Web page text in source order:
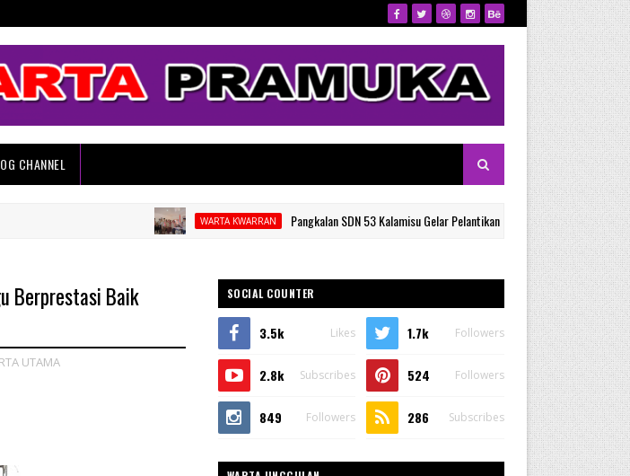
CHANNEL
WARTA KWARRAN Pangkalan SDN 53 Kalamisu Gelar Pelantikan dan Rapat Kerja Gugus Depan,
Berprestasi Baik
UTAMA
SOCIAL COUNTER
3.5k Likes 1.7k Followers
2.8k Subscribes 524 Followers
849 Followers 286 Subscribes